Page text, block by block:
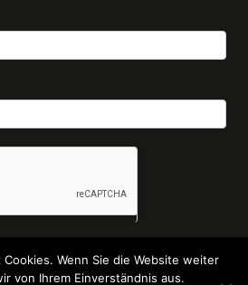
SendenWenn Sie die Website weiter
von Ihrem Einverständnis aus.